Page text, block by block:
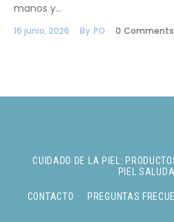
manos y…
16 junio, 2026 By PO 0 Comments
CUIDADO DE LA PIEL:
PIEL
CONTACTO PREGUNTAS